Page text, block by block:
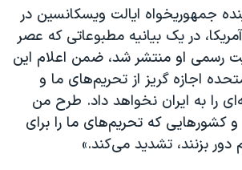
۹۸
جایزه نوبل صلح
آمریکا «سی‌پک»
به چین
جمهوریخواه ایالت ویسکانسین در
در یک بیانیه مطبوعاتی که عصر
رسمی او منتشر شد، ضمن اعلام این
اجازه گریز از تحریم‌های ما و
را به ایران نخواهد داد. طرح من
و کشورهایی که تحریم‌های ما را برای
دور بزنند، تشدید می‌کند.»